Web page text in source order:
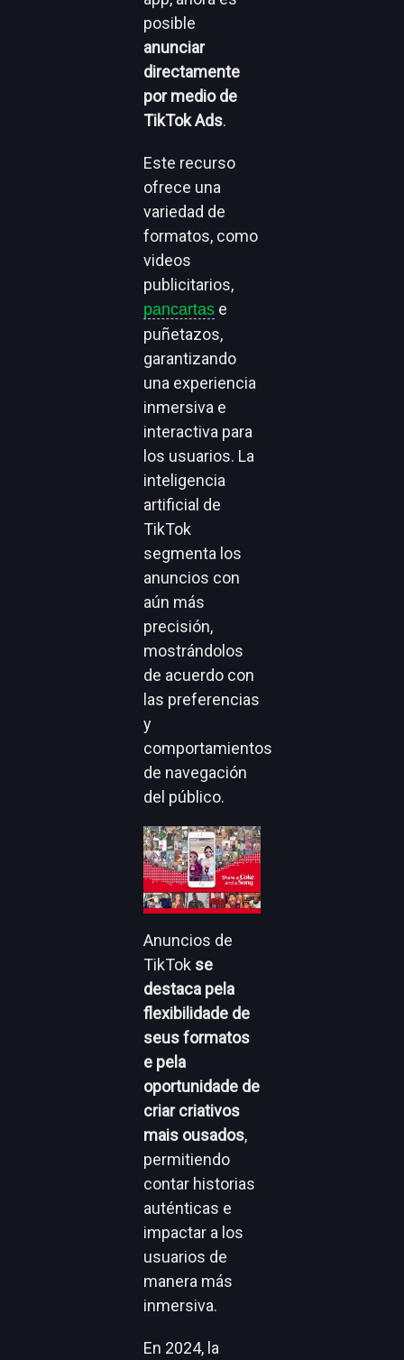
posible
anunciar
directamente
por medio de
TikTok Ads.
Este recurso
ofrece una
variedad de
formatos, como
videos
publicitarios,
pancartas e
puñetazos,
garantizando
una experiencia
inmersiva e
interactiva para
los usuarios. La
inteligencia
artificial de
TikTok
segmenta los
anuncios con
aún más
precisión,
mostrándolos
de acuerdo con
las preferencias
y
comportamientos
de navegación
del público.
Anuncios de
TikTok se
destaca pela
flexibilidade de
seus formatos
e pela
oportunidade de
criar criativos
mais ousados,
permitiendo
contar historias
auténticas e
impactar a los
usuarios de
manera más
inmersiva.
En 2024, la